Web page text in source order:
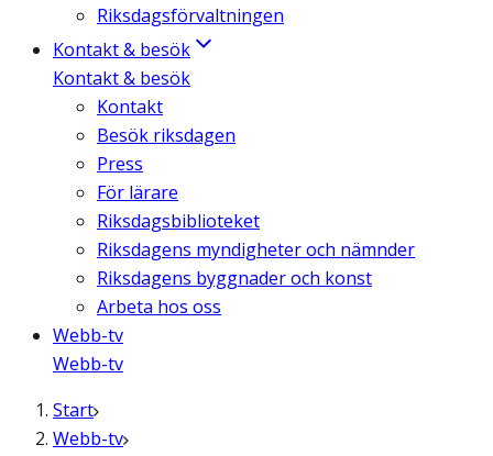
Riksdagsförvaltningen
Kontakt & besök
Kontakt & besök
Kontakt
Besök riksdagen
Press
För lärare
Riksdagsbiblioteket
Riksdagens myndigheter och nämnder
Riksdagens byggnader och konst
Arbeta hos oss
Webb-tv
Webb-tv
Start
Webb-tv